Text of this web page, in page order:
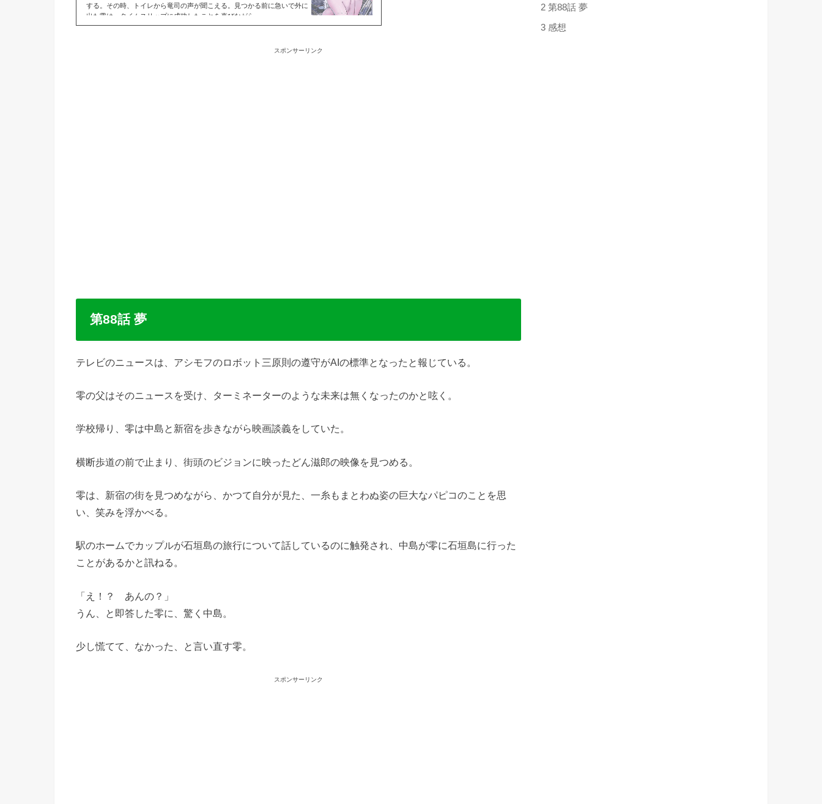
する。その時、トイレから竜司の声が聞こえる。見つかる前に急いで外に
出た零は、タイムスリップに成功したことを喜びながら...
スポンサーリンク
第88話 夢
テレビのニュースは、アシモフのロボット三原則の遵守がAIの標準となったと報じている。
零の父はそのニュースを受け、ターミネーターのような未来は無くなったのかと呟く。
学校帰り、零は中島と新宿を歩きながら映画談義をしていた。
横断歩道の前で止まり、街頭のビジョンに映ったどん滋郎の映像を見つめる。
零は、新宿の街を見つめながら、かつて自分が見た、一糸もまとわぬ姿の巨大なパピコのことを思
い、笑みを浮かべる。
駅のホームでカップルが石垣島の旅行について話しているのに触発され、中島が零に石垣島に行った
ことがあるかと訊ねる。
「え！？ あんの？」
うん、と即答した零に、驚く中島。
少し慌てて、なかった、と言い直す零。
スポンサーリンク
2 第88話 夢
3 感想